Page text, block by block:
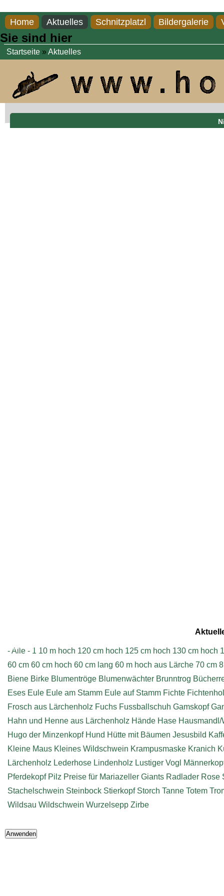
Home Aktuelles Schnitzplatzl Bildergalerie
Sie sind hier
Startseite» Aktuelles
- Alle - 1 10 m hoch 120 cm hoch 125 cm hoch 130 cm hoch
60 cm 60 cm hoch 60 cm lang 60 m hoch aus Lärche 70 cm
Biene Birke Blumentröge Blumenwächter Brunntrog
Eses Eule Eule am Stamm Eule auf Stamm Fichte
Frosch aus Lärchenholz Fuchs Fussballschuh Gamskopf
Hahn und Henne aus Lärchenholz Hände Hase Hausmandl/
Hugo der Minzenkopf Hund Hütte mit Bäumen Jesusbild
Kleine Maus Kleines Wildschwein Krampusmaske Kranich
Lärchenholz Lederhose Lindenholz Lustiger Vogl
Pferdekopf Pilz Preise für Mariazeller Giants Radlader Rose
Stachelschwein Steinbock Stierkopf Storch Tanne Totem
Wildsau Wildschwein Wurzelsepp Zirbe
Impressum